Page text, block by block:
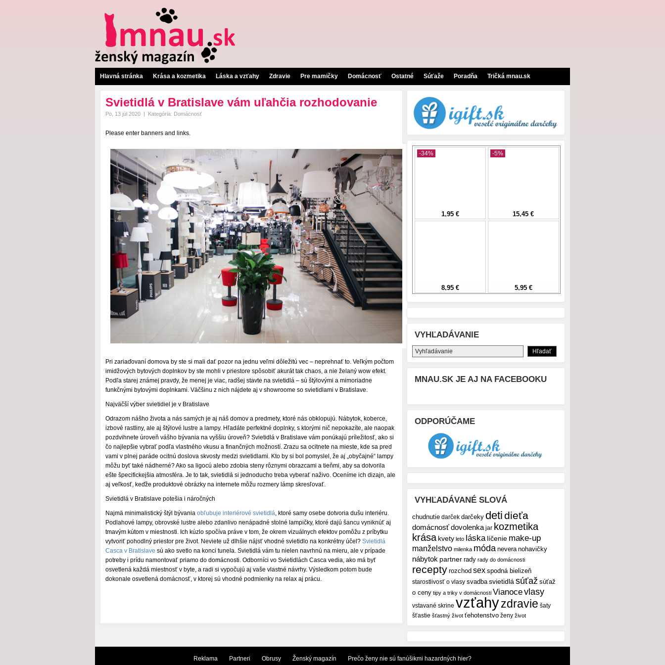
Hlavná stránka Krása a kozmetika Láska a vzťahy Zdravie Pre mamičky Domácnosť Ostatné Súťaže Poradňa Tričká mnau.sk
Svietidlá v Bratislave vám uľahčia rozhodovanie
Po, 13 júl 2020 | Kategória: Domácnosť
Please enter banners and links.
Pri zariaďovaní domova by ste si mali dať pozor na jednu veľmi dôležitú vec – neprehnať to. Veľkým počtom
imidžových bytových doplnkov by ste mohli v priestore spôsobiť akurát tak chaos, a nie želaný wow efekt.
Podľa starej známej pravdy, že menej je viac, radšej stavte na svietidlá – sú štýlovými a mimoriadne
funkčnými bytovými doplnkami. Väčšinu z nich nájdete aj v showroome so svietidlami v Bratislave.
Najväčší výber svietidiel je v Bratislave
Odrazom nášho života a nás samých je aj náš domov a predmety, ktoré nás obklopujú. Nábytok, koberce,
izbové rastliny, ale aj štýlové lustre a lampy. Hľadáte perfektné doplnky, s ktorými nič nepokazíte, ale naopak
pozdvihnete úroveň vášho bývania na vyššiu úroveň? Svietidlá v Bratislave vám ponúkajú príležitosť, ako si
čo najlepšie vybrať podľa vlastného vkusu a finančných možností. Zrazu sa ocitnete na mieste, kde sa pred
vami v plnej paráde ocitnú doslova skvosty medzi svietidlami. Kto by si bol pomyslel, že aj „obyčajné“ lampy
môžu byť také nádherné? Ako sa ligocú alebo zdobia steny rôznymi obrazcami a tieňmi, aby sa dotvorila
ešte špecifickejšia atmosféra. Je to tak, svietidlá si jednoducho treba vyberať naživo. Oceníme ich dizajn, ale
aj veľkosť, keďže produktové obrázky na internete môžu rozmery lámp skresľovať.
Svietidlá v Bratislave potešia i náročných
Najmä minimalistický štýl bývania obľubuje interiérové svietidlá, ktoré samy osebe dotvoria dušu interiéru.
Podlahové lampy, obrovské lustre alebo zdanlivo nenápadné stolné lampičky, ktoré dajú šancu vyniknúť aj
tmavým kútom v miestnosti. Ich kúzlo spočíva práve v tom, že okrem vizuálnych efektov pomôžu z príbytku
vytvoriť pohodlný priestor pre život. Neviete už dlhšie nájsť vhodné svietidlo na konkrétny účel? Svietidlá
Casca v Bratislave sú ako svetlo na konci tunela. Svietidlá vám tu nielen navrhnú na mieru, ale v prípade
potreby i prídu namontovať priamo do domácnosti. Odborníci vo Svietidlách Casca vedia, ako má byť
osvetlená každá miestnosť v byte, a radi si vypočujú aj vaše vlastné návrhy. Výsledkom potom bude
dokonale osvetlená domácnosť, v ktorej sú vhodné podmienky na relax aj prácu.
VYHĽADÁVANIE
MNAU.SK JE AJ NA FACEBOOKU
ODPORÚČAME
VYHĽADÁVANÉ SLOVÁ
chudnutie darček darčeky detidieťa
domácnosťdovolenka jar kozmetika
krása kvety leto láska líčenie make-up
manželstvo milenka móda nevera nohavičky
nábytok partner rady rady do domácnosti
recepty rozchod sex spodná bielizeň
starostlivosť o vlasy svadba svietidlá súťaž súťaž
o ceny tipy a triky v domácnosti Vianocevlasy
vstavané skrine vzťahyzdravie šaty
šťastie šťastný život ťehotenstvo ženy život
Reklama Partneri Obrusy Ženský magazín Prečo ženy nie sú fanúšikmi hazardných hier?